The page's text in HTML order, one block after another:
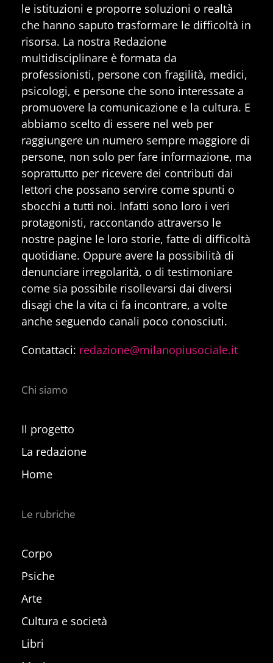
le istituzioni e proporre soluzioni o realtà
che hanno saputo trasformare le difficoltà in
risorsa. La nostra Redazione
multidisciplinare è formata da
professionisti, persone con fragilità, medici,
psicologi, e persone che sono interessate a
promuovere la comunicazione e la cultura. E
abbiamo scelto di essere nel web per
raggiungere un numero sempre maggiore di
persone, non solo per fare informazione, ma
soprattutto per ricevere dei contributi dai
lettori che possano servire come spunti o
sbocchi a tutti noi. Infatti sono loro i veri
protagonisti, raccontando attraverso le
nostre pagine le loro storie, fatte di difficoltà
quotidiane. Oppure avere la possibilità di
denunciare irregolarità, o di testimoniare
come sia possibile risollevarsi dai diversi
disagi che la vita ci fa incontrare, a volte
anche seguendo canali poco conosciuti.
Contattaci: redazione@milanopiusociale.it
Chi siamo
Il progetto
La redazione
Home
Le rubriche
Corpo
Psiche
Arte
Cultura e società
Libri